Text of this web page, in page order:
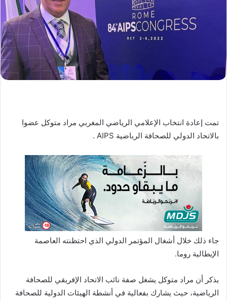
إ
تمت إعادة انتخاب الإعلامي الرياضي المغربي مراد متوكل عضوا
بالاتحاد الدولي للصحافة الرباضية AIPS .
جاء ذلك خلال أشغال المؤتمر الدولي الذي احتظنته العاصمة
الإيطالية روما.
يذكر أن مراد متوكل يشغل صفة نائب الاتحاد الإفريقي للصحافة
الرياضية، حيث يشارك بفعالية في أنشطة الهيئات الدولية للصحافة